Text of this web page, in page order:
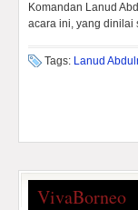
Komandan Lanud
acara ini, yang dinilai
Tags: Lanud
VivaBorneo